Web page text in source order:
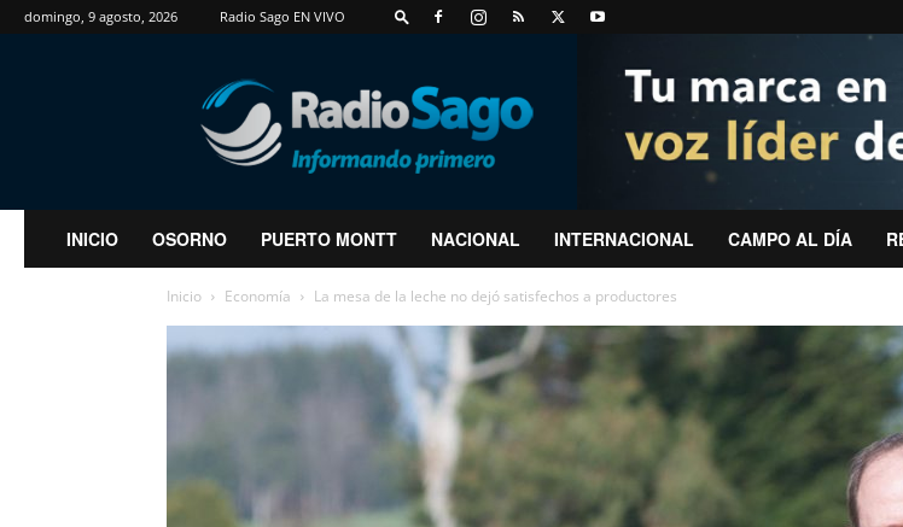
domingo, 9 agosto, 2026 Radio Sago EN VIVO
RadioSago
INICIO OSORNO PUERTO MONTT NACIONAL INTERNACIONAL CAMPO AL DÍA
Inicio Economía La mesa de la leche no dejó satisfechos a productores